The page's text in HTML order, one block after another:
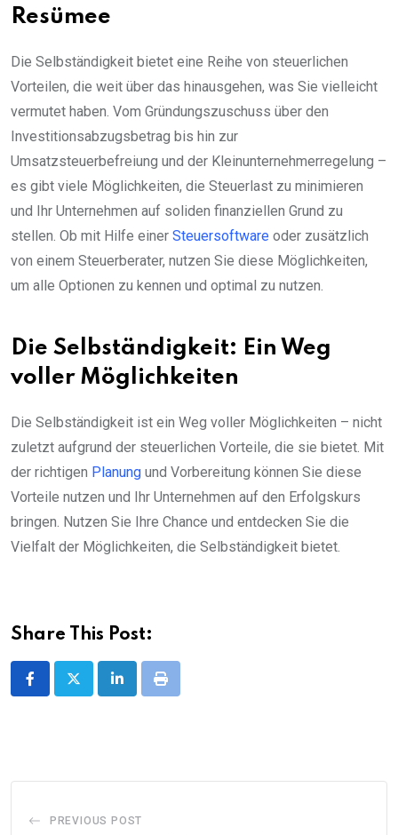
Resümee
Die Selbständigkeit bietet eine Reihe von steuerlichen
Vorteilen, die weit über das hinausgehen, was Sie vielleicht
vermutet haben. Vom Gründungszuschuss über den
Investitionsabzugsbetrag bis hin zur
Umsatzsteuerbefreiung und der Kleinunternehmerregelung –
es gibt viele Möglichkeiten, die Steuerlast zu minimieren
und Ihr Unternehmen auf soliden finanziellen Grund zu
stellen. Ob mit Hilfe einer Steuersoftware oder zusätzlich
von einem Steuerberater, nutzen Sie diese Möglichkeiten,
um alle Optionen zu kennen und optimal zu nutzen.
Die Selbständigkeit: Ein Weg
voller Möglichkeiten
Die Selbständigkeit ist ein Weg voller Möglichkeiten – nicht
zuletzt aufgrund der steuerlichen Vorteile, die sie bietet. Mit
der richtigen Planung und Vorbereitung können Sie diese
Vorteile nutzen und Ihr Unternehmen auf den Erfolgskurs
bringen. Nutzen Sie Ihre Chance und entdecken Sie die
Vielfalt der Möglichkeiten, die Selbständigkeit bietet.
Share This Post:
LinkedInPrint
PREVIOUS POST